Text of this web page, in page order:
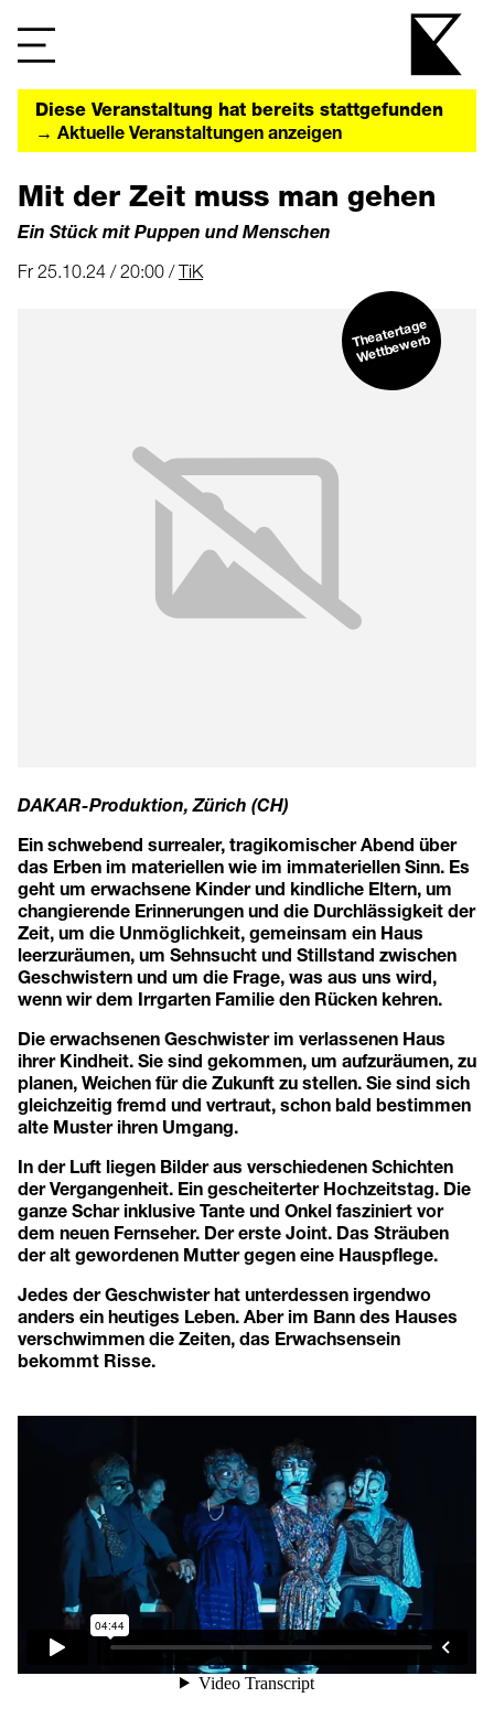
Diese Veranstaltung hat bereits stattgefunden
→ Aktuelle Veranstaltungen anzeigen
Mit der Zeit muss man gehen
Ein Stück mit Puppen und Menschen
Fr 25.10.24 / 20:00 /TiK
Theatertage
Wettbe
werb
DAKAR-Produktion, Zürich (CH)
Ein schwebend surrealer, tragikomischer Abend über
das Erben im materiellen wie im immateriellen Sinn. Es
geht um erwachsene Kinder und kindliche Eltern, um
changierende Erinnerungen und die Durchlässigkeit der
Zeit, um die Unmöglichkeit, gemeinsam ein Haus
leerzuräumen, um Sehnsucht und Stillstand zwischen
Geschwistern und um die Frage, was aus uns wird,
wenn wir dem Irrgarten Familie den Rücken kehren.
Die erwachsenen Geschwister im verlassenen Haus
ihrer Kindheit. Sie sind gekommen, um aufzuräumen, zu
planen, Weichen für die Zukunft zu stellen. Sie sind sich
gleichzeitig fremd und vertraut, schon bald bestimmen
alte Muster ihren Umgang.
In der Luft liegen Bilder aus verschiedenen Schichten
der Vergangenheit. Ein gescheiterter Hochzeitstag. Die
ganze Schar inklusive Tante und Onkel fasziniert vor
dem neuen Fernseher. Der erste Joint. Das Sträuben
der alt gewordenen Mutter gegen eine Hauspflege.
Jedes der Geschwister hat unterdessen irgendwo
anders ein heutiges Leben. Aber im Bann des Hauses
verschwimmen die Zeiten, das Erwachsensein
bekommt Risse.